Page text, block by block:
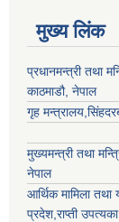
मुख्य लिंक
प्रधानमन्त्री तथा
काठमाडौ, नेपाल
गृह
मुख्यमन्त्री तथा
नेपाल
आर्थिक मामिला तथा
प्रदेश ,राप्ती